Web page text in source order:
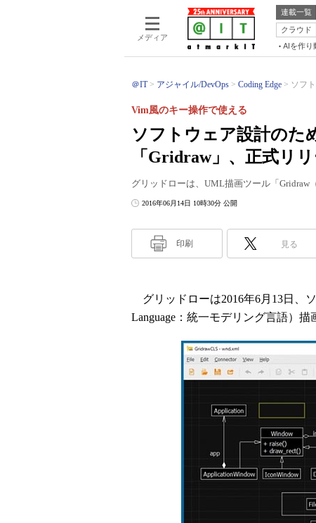
メディア
連載一覧
クラウド
AIを作り
＠IT アジャイル/DevOps Coding Edge ソフ
ソフトウェア設計のた
「Gridraw」、正式リ
Vim風のキー操作で使える
グリッドローは、UML描画ツール「Gridraw
2016年06月14日 10時30分 公開
印刷 見る
グリッドローは2016年6月13日、
Language：統一モデリング言語）描